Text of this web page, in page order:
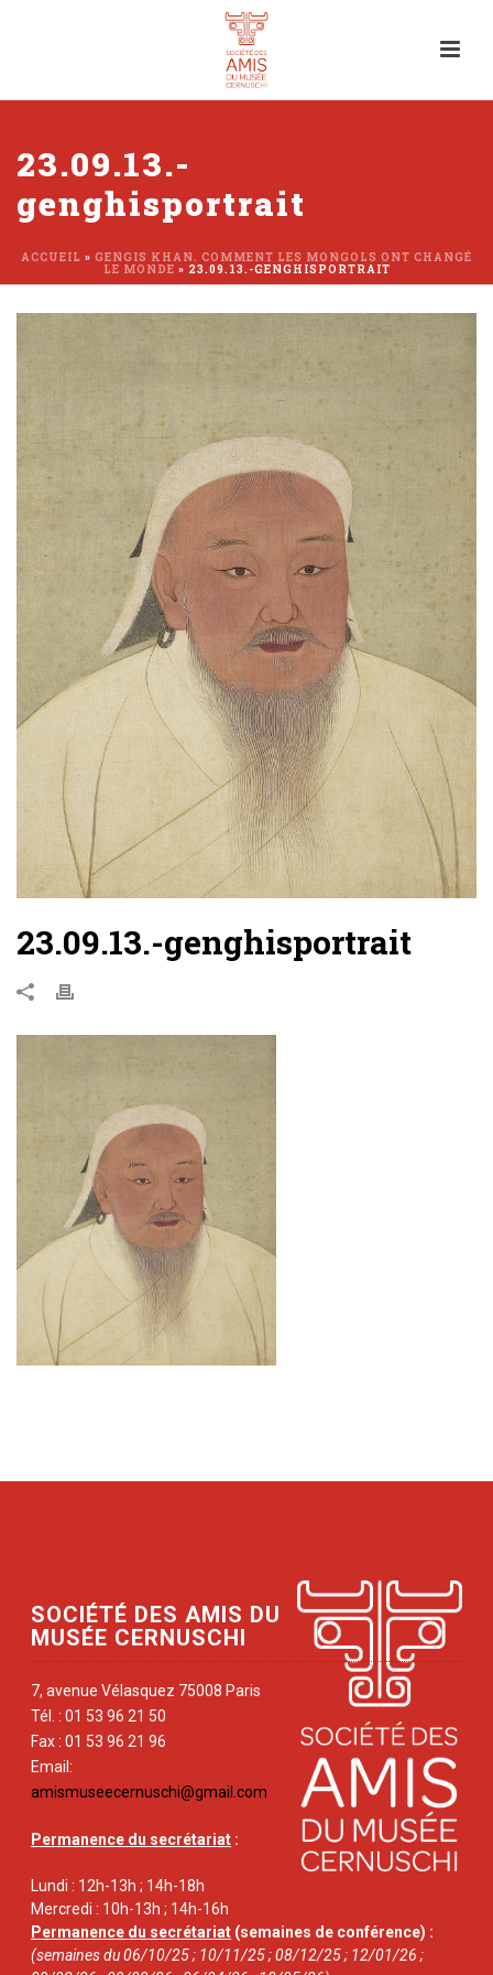
23.09.13.-
genghisportrait
ACCUEIL » GENGIS KHAN. COMMENT LES MONGOLS ONT CHANGÉ
LE MONDE » 23.09.13.-GENGHISPORTRAIT
23.09.13.-genghisportrait
SOCIÉTÉ DES AMIS DU
MUSÉE CERNUSCHI
7, avenue Vélasquez 75008 Paris
Tél. : 01 53 96 21 50
Fax : 01 53 96 21 96
Email:
amismuseecernuschi@gmail.com
Permanence du secrétariat :
Lundi : 12h-13h ; 14h-18h
Mercredi : 10h-13h ; 14h-16h
Permanence du secrétariat (semaines de conférence) :
(semaines du 06/10/25 ; 10/11/25 ; 08/12/25 ; 12/01/26 ;